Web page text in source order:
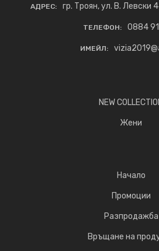
АДРЕС: гр. Троян, ул. В. Левски
ТЕЛЕФОН: 0884
ИМЕЙЛ:
NEW
Жени
Начало
Промоции
Разпродажба
Връщане на